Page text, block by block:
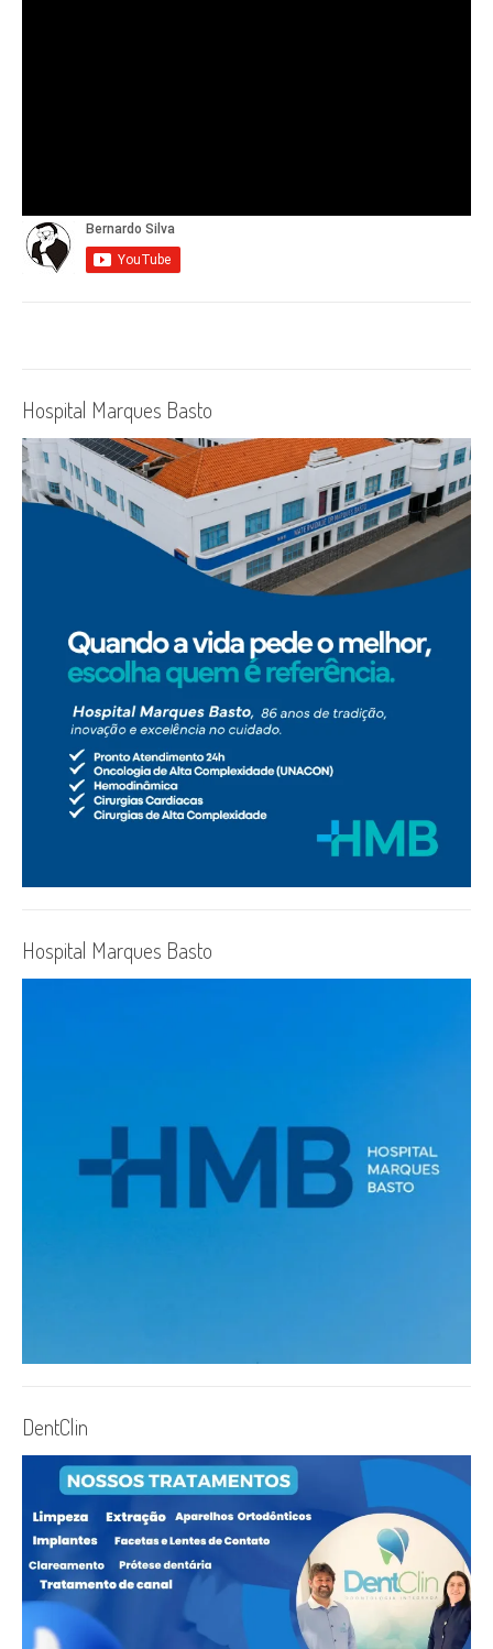
Hospital Marques Basto
Hospital Marques Basto
DentClin